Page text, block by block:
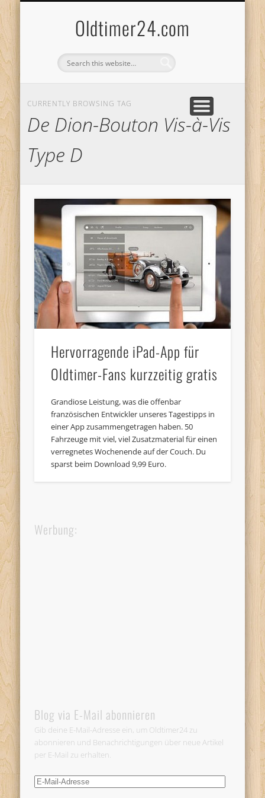
Oldtimer24.com
CURRENTLY BROWSING TAG
De Dion-Bouton Vis-à-Vis
Type D
Hervorragende iPad-App für
Oldtimer-Fans kurzzeitig gratis
Grandiose Leistung, was die offenbar
französischen Entwickler unseres Tagestipps in
einer App zusammengetragen haben. 50
Fahrzeuge mit viel, viel Zusatzmaterial für einen
verregnetes Wochenende auf der Couch. Du
sparst beim Download 9,99 Euro.
Werbung:
Blog via E-Mail abonnieren
Gib deine E-Mail-Adresse ein, um Oldtimer24 zu
abonnieren und Benachrichtigungen über neue Artikel
per E-Mail zu erhalten.
E-